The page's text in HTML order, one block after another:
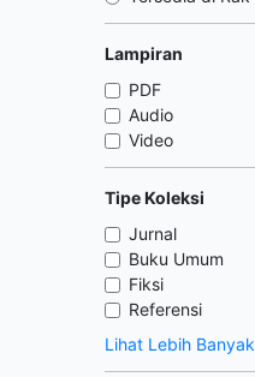
Lampiran
PDF
Audio
Video
Tipe Koleksi
Jurnal
Buku Umum
Fiksi
Referensi
Lihat Lebih Banyak